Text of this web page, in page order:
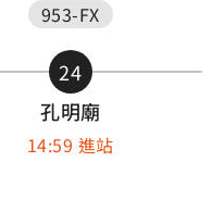
953-FX
24
孔明廟
14:59 進站